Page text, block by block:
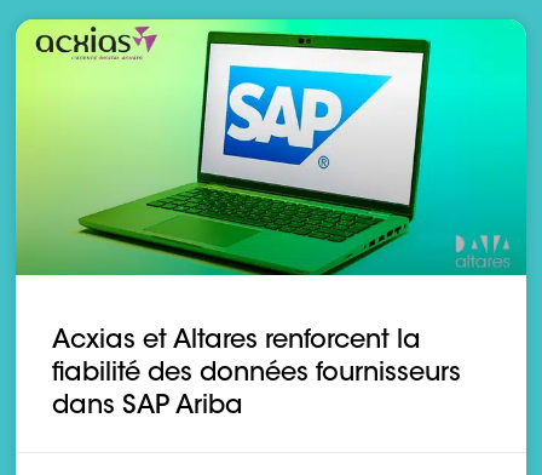
Acxias et Altares renforcent la
fiabilité des données fournisseurs
dans SAP Ariba